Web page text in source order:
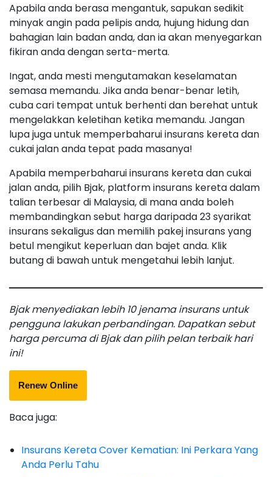
Apabila anda berasa mengantuk, sapukan sedikit
minyak angin pada pelipis anda, hujung hidung dan
bahagian lain badan anda, dan ia akan menyegarkan
fikiran anda dengan serta-merta.
Ingat, anda mesti mengutamakan keselamatan
semasa memandu. Jika anda benar-benar letih,
cuba cari tempat untuk berhenti dan berehat untuk
mengelakkan keletihan ketika memandu. Jangan
lupa juga untuk memperbaharui insurans kereta dan
cukai jalan anda tepat pada masanya!
Apabila memperbaharui insurans kereta dan cukai
jalan anda, pilih Bjak, platform insurans kereta dalam
talian terbesar di Malaysia, di mana anda boleh
membandingkan sebut harga daripada 23 syarikat
insurans sekaligus dan memilih pakej insurans yang
betul mengikut keperluan dan bajet anda. Klik
butang di bawah untuk mengetahui lebih lanjut.
Bjak menyediakan lebih 10 jenama insurans untuk
pengguna lakukan perbandingan. Dapatkan sebut
harga percuma di Bjak dan pilih pelan terbaik hari
ini!
Renew Online
Baca juga:
Insurans Kereta Cover Kematian: Ini Perkara Yang
Anda Perlu Tahu